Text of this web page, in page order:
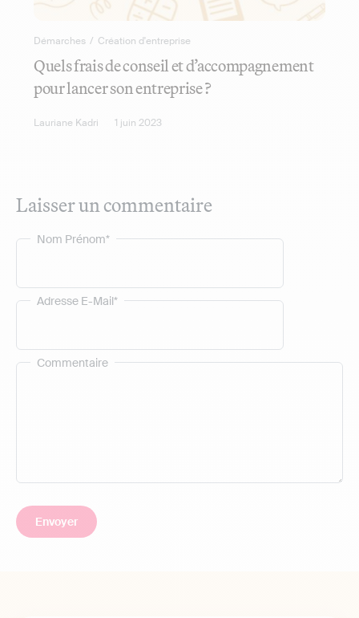
Démarches / Création d'entreprise
Quels frais de conseil et d’accompagnement
pour lancer son entreprise ?
Lauriane Kadri 1 juin 2023
Laisser un commentaire
Commentaire
Nom Prénom*
Adresse E-Mail*